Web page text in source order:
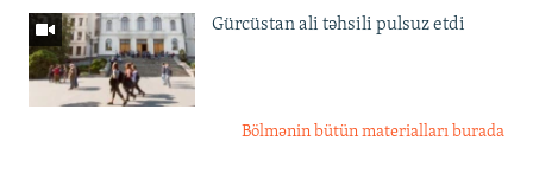
Gürcüstan ali təhsili pulsuz etdi
Bölmənin bütün materialları burada